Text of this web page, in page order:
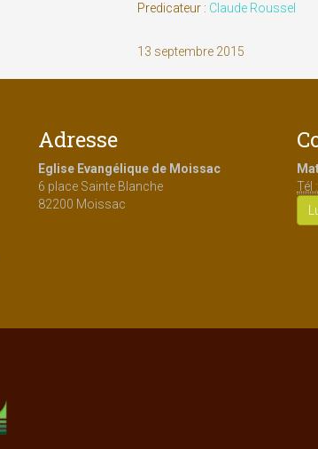
Predicateur : Claude Roussel
13 septembre 2015
Adresse
Eglise Evangélique de Moissac
6 place Sainte Blanche
82200 Moissac
Tél :